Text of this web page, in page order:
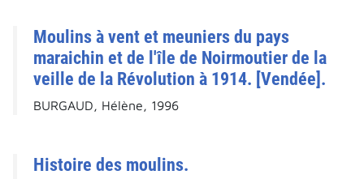
Moulins à vent et meuniers du pays
maraichin et de l'île de Noirmoutier de la
veille de la Révolution à 1914. [Vendée].
BURGAUD, Hélène, 1996
Histoire des moulins.